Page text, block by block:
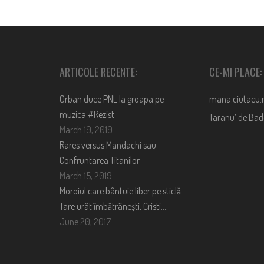
ARTICOLE RECENTE:
Orban duce PNL la groapa pe
muzica #Rezist
March 19, 2019
Rares versus Mandachi sau
Confruntarea Titanilor
March 15, 2019
Moroiul care bântuie liber pe sticlă.
Tare urât îmbătrânești, Cristi….
June 20, 2017
CE-MI PLACE:
Taranu’ de